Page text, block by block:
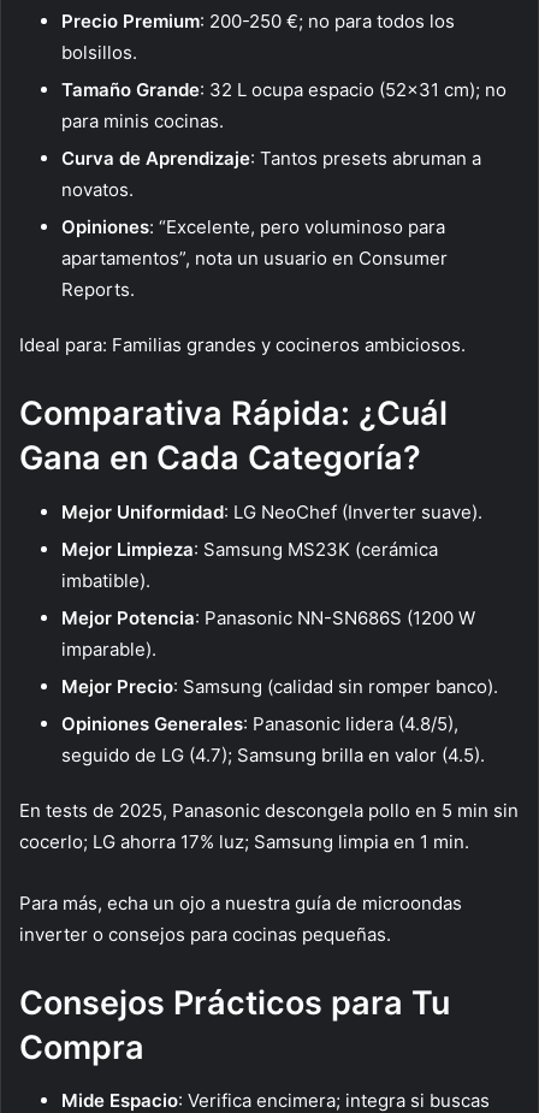
Precio Premium: 200-250 €; no para todos los
bolsillos.
Tamaño Grande: 32 L ocupa espacio (52×31 cm); no
para minis cocinas.
Curva de Aprendizaje: Tantos presets abruman a
novatos.
Opiniones: “Excelente, pero voluminoso para
apartamentos”, nota un usuario en Consumer
Reports.
Ideal para: Familias grandes y cocineros ambiciosos.
Comparativa Rápida: ¿Cuál
Gana en Cada Categoría?
Mejor Uniformidad: LG NeoChef (Inverter suave).
Mejor Limpieza: Samsung MS23K (cerámica
imbatible).
Mejor Potencia: Panasonic NN-SN686S (1200 W
imparable).
Mejor Precio: Samsung (calidad sin romper banco).
Opiniones Generales: Panasonic lidera (4.8/5),
seguido de LG (4.7); Samsung brilla en valor (4.5).
En tests de 2025, Panasonic descongela pollo en 5 min sin
cocerlo; LG ahorra 17% luz; Samsung limpia en 1 min.
Para más, echa un ojo a nuestra guía de microondas
inverter o consejos para cocinas pequeñas.
Consejos Prácticos para Tu
Compra
Mide Espacio: Verifica encimera; integra si buscas